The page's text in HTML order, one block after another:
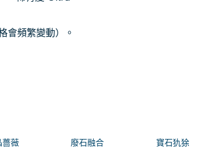
會頻繁變動）。
薔薇 廢石融合 寶石犰狳